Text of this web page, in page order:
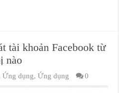
tài khoản Facebook từ
nào
Ứng dụng,Ứng dụng 0